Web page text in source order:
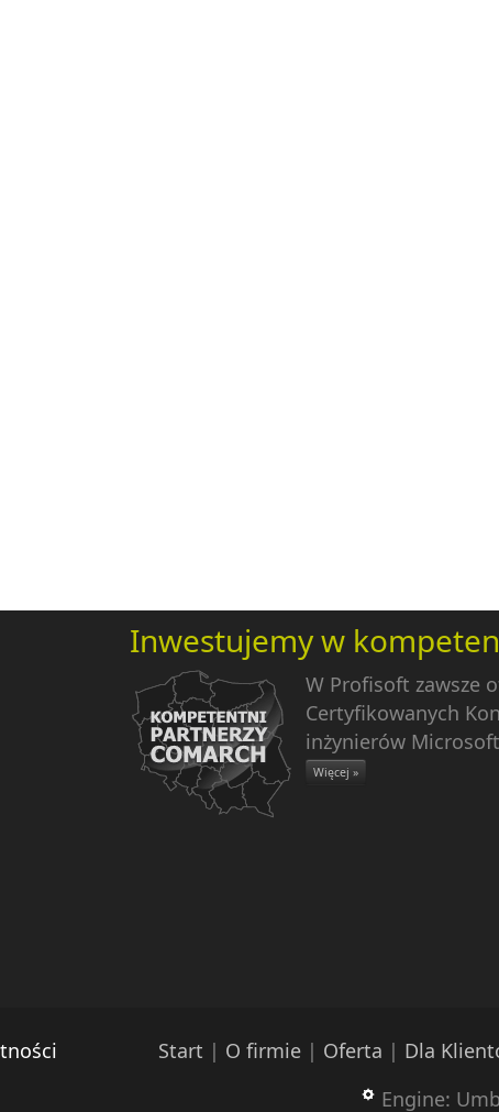
Inwestujemy w
W Profisoft zawsze
Certyfikowanych
inżynierów
Więcej »
Start | O firmie | Oferta | Dla
Engine: